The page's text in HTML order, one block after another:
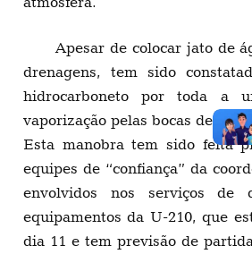
Apesar de colocar jato de
drenagens, tem sido
hidrocarboneto por toda a
vaporização pelas bocas de lobo.
Esta manobra tem sido feita
equipes de “confiança” da
envolvidos nos serviços de
equipamentos da U-210, que
dia 11 e tem previsão de